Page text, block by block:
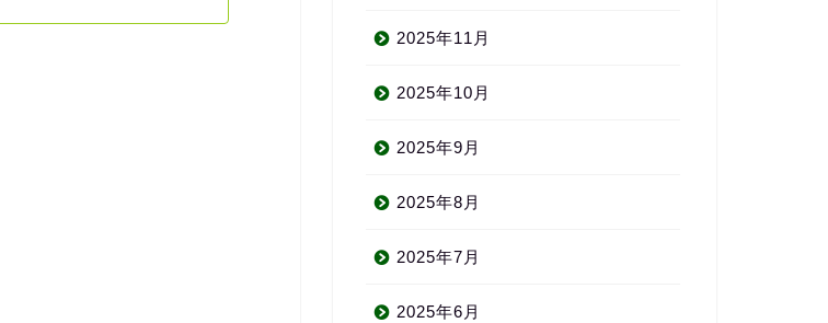
2025年11月
2025年10月
2025年9月
2025年8月
2025年7月
2025年6月